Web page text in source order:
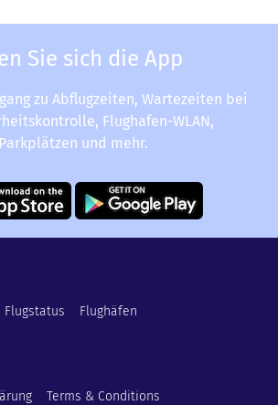
Sie sich die App
zu Abflugzeiten, Wartezeiten bei
Flughafen-WLAN,
Parkplätzen und mehr.
Flugstatus Flughäfen
Terms & Conditions